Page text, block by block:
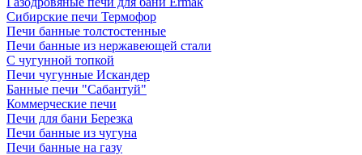
Сибирские печи Термофор
Печи банные толстостенные
Печи банные из нержавеющей стали
С чугунной топкой
Печи чугунные Искандер
Банные печи "Сабантуй"
Коммерческие печи
Печи для бани Березка
Печи банные из чугуна
Печи банные на газу